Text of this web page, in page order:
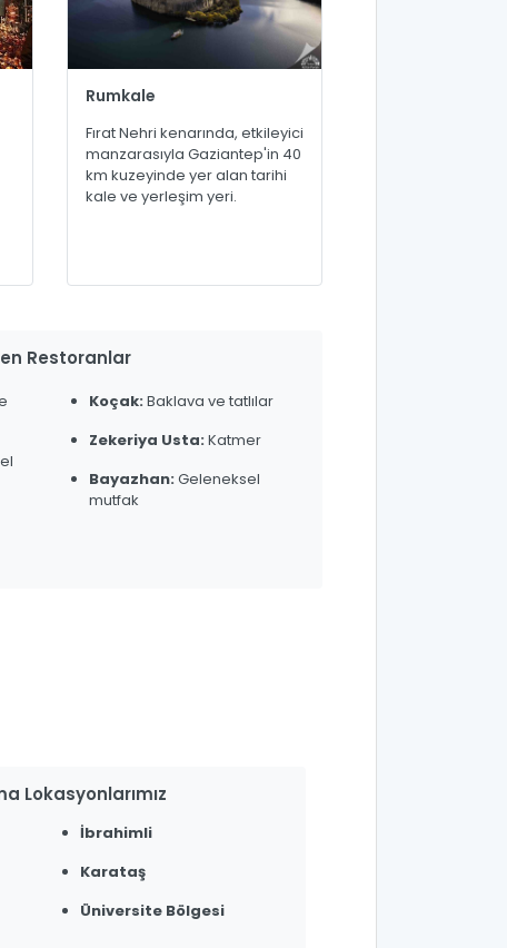
Rumkale
Fırat Nehri kenarında, etkileyici
manzarasıyla Gaziantep'in 40
km kuzeyinde yer alan tarihi
kale ve yerleşim yeri.
Restoranlar
Koçak: Baklava ve tatlılar
Zekeriya Usta: Katmer
Bayazhan: Geleneksel
mutfak
Lokasyonlarımız
İbrahimli
Karataş
Üniversite Bölgesi